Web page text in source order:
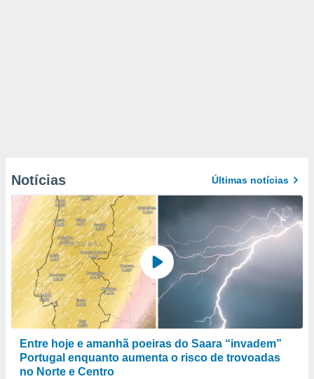
Notícias Últimas notícias
Entre hoje e amanhã poeiras do Saara “invadem”
Portugal enquanto aumenta o risco de trovoadas
no Norte e Centro